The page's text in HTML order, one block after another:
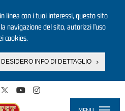
linea con i tuoi interessi, questo sito
navigazione del sito, autorizzi l’uso
cookies.
DESIDERO INFO DI DETTAGLIO